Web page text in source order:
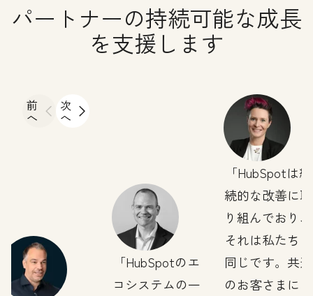
パートナーの持続可能な成長
を支援します
前
へ
次
へ
HubSpotのエ
コシステムの一
HubSpotは継
続的な改善に取
り組んでおり、
それは私たちも
同じです。共通
のお客さまにと